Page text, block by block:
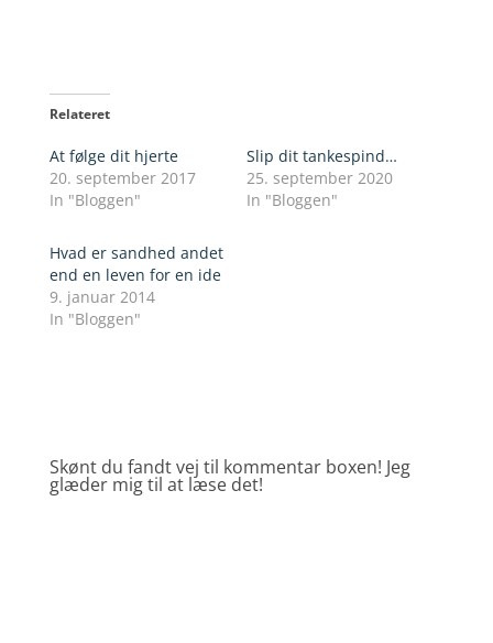
Relateret
At følge dit hjerte
20. september 2017
In "Bloggen"
Slip dit tankespind…
25. september 2020
In "Bloggen"
Hvad er sandhed andet
end en leven for en ide
9. januar 2014
In "Bloggen"
Skønt du fandt vej til kommentar boxen! Jeg
glæder mig til at læse det!